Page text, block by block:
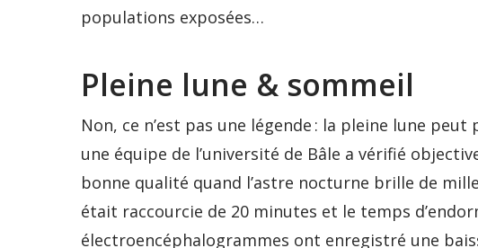
populations exposées…
Pleine lune & sommeil
Non, ce n’est pas une légende : la pleine lune
une équipe de l’université de Bâle a vérifié
bonne qualité quand l’astre nocturne brille de
était raccourcie de 20 minutes et le temps
électroencéphalogrammes ont enregistré une